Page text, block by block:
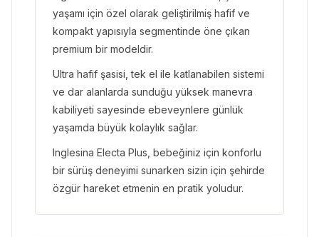
yaşamı için özel olarak geliştirilmiş hafif ve
kompakt yapısıyla segmentinde öne çıkan
premium bir modeldir.
Ultra hafif şasisi, tek el ile katlanabilen sistemi
ve dar alanlarda sunduğu yüksek manevra
kabiliyeti sayesinde ebeveynlere günlük
yaşamda büyük kolaylık sağlar.
Inglesina Electa Plus, bebeğiniz için konforlu
bir sürüş deneyimi sunarken sizin için şehirde
özgür hareket etmenin en pratik yoludur.